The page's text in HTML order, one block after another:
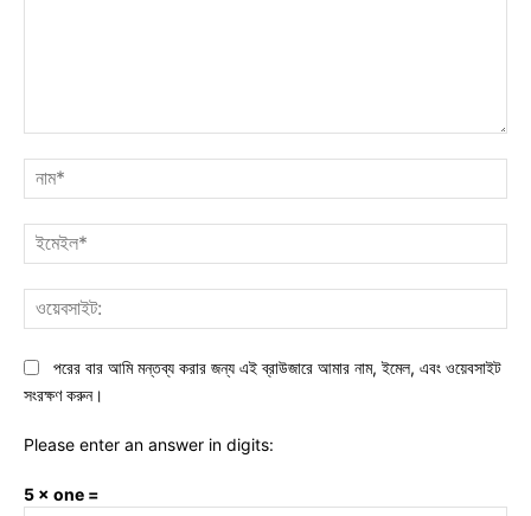
পরের বার আমি মন্তব্য করার জন্য এই ব্রাউজারে আমার নাম, ইমেল, এবং ওয়েবসাইট
সংরক্ষণ করুন।
Please enter an answer in digits:
5 × one =